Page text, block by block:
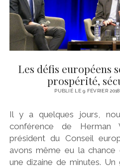
Les défis européens
prospérité,
PUBLIÉ LE 9 FÉVRIER 2018
Il y a quelques jours,
conférence de Herman
président du Conseil
avons même eu la chance
une dizaine de minutes.